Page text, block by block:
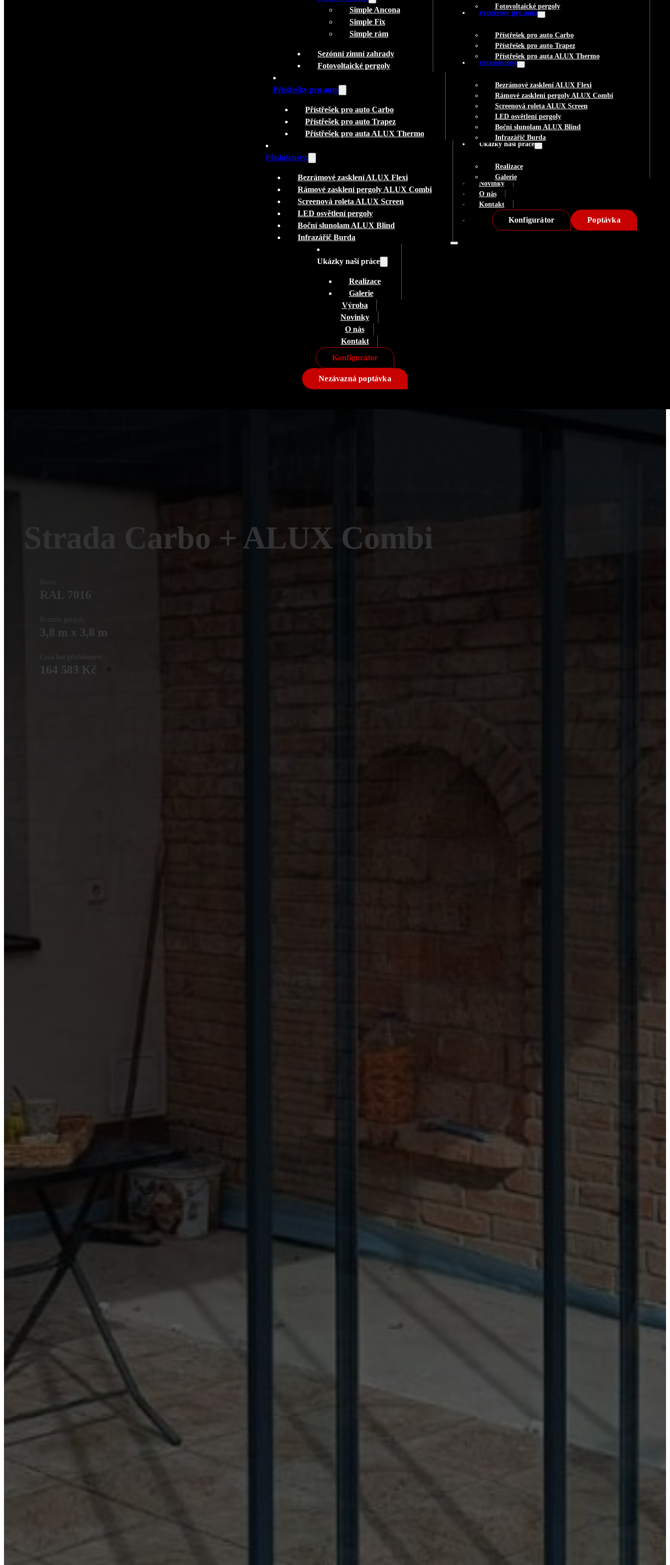
Fotovoltaické pergoly
Přístřešky pro auto
Přístřešek pro auto Carbo
Přístřešek pro auto Trapez
Přístřešek pro auta ALUX Thermo
Příslušenství
Bezrámové zasklení ALUX Flexi
Rámové zasklení pergoly ALUX Combi
Screenová roleta ALUX Screen
LED osvětlení pergoly
Boční slunolam ALUX Blind
Infrazářič Burda
Ukázky naší práce
Realizace
Galerie
Novinky
O nás
Kontakt
Konfigurátor Poptávka
Simple Ancona
Simple Fix
Simple rám
Sezónní zimní zahrady
Fotovoltaické pergoly
Přístřešky pro auto
Přístřešek pro auto Carbo
Přístřešek pro auto Trapez
Přístřešek pro auta ALUX Thermo
Příslušenství
Bezrámové zasklení ALUX Flexi
Rámové zasklení pergoly ALUX Combi
Screenová roleta ALUX Screen
LED osvětlení pergoly
Boční slunolam ALUX Blind
Infrazářič Burda
Ukázky naší práce
Realizace
Galerie
Výroba
Novinky
O nás
Kontakt
Konfigurátor
Nezávazná poptávka
Strada Carbo + ALUX Combi
RAL 7016
Rozměr pergoly
3,8 m x 3,8 m
Cena bez příslušenství
164 583 Kč